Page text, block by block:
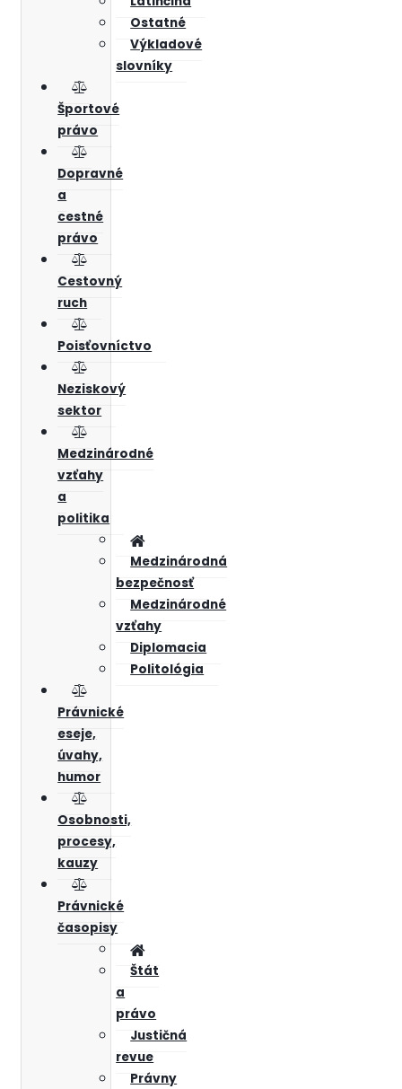
Ostatné
Výkladové
slovníky
Športové
právo
Dopravné
a
cestné
právo
Cestovný
ruch
Poisťovníctvo
Neziskový
sektor
Medzinárodné
vzťahy
a
politika
Medzinárodná
bezpečnosť
Medzinárodné
vzťahy
Diplomacia
Politológia
Právnické
eseje,
úvahy,
humor
Osobnosti,
procesy,
kauzy
Právnické
časopisy
Štát
a
právo
Justičná
revue
Právny